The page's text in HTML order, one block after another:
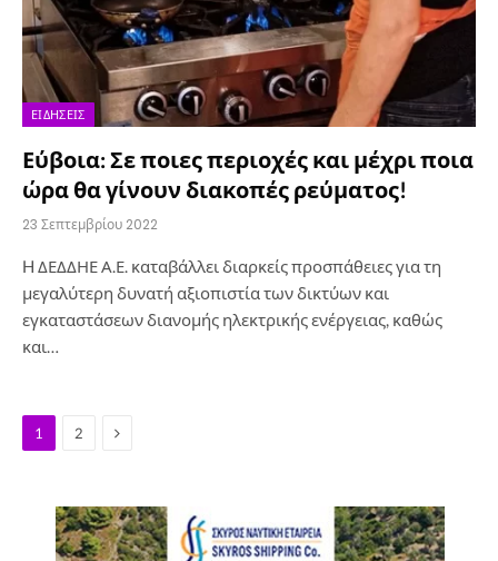
ΕΙΔΉΣΕΙΣ
Εύβοια: Σε ποιες περιοχές και μέχρι ποια
ώρα θα γίνουν διακοπές ρεύματος!
23 Σεπτεμβρίου 2022
H ΔΕΔΔΗΕ Α.Ε. καταβάλλει διαρκείς προσπάθειες για τη
μεγαλύτερη δυνατή αξιοπιστία των δικτύων και
εγκαταστάσεων διανομής ηλεκτρικής ενέργειας, καθώς
και…
1 2 Next